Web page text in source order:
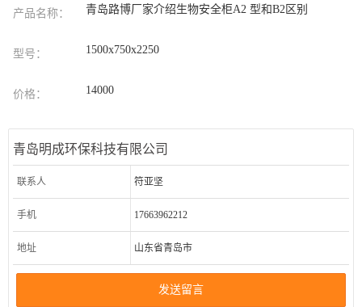
产品名称： 青岛路博厂家介绍生物安全柜A2 型和B2区别
型号： 1500x750x2250
价格： 14000
青岛明成环保科技有限公司
联系人 符亚坚
手机 17663962212
地址 山东省青岛市
发送留言